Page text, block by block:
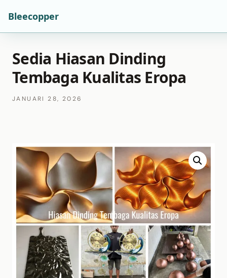
Bleecopper
Sedia Hiasan Dinding
Tembaga Kualitas Eropa
JANUARI 28, 2026